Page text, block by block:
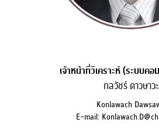
เจ้าหน้าที่วิเคราะห์ (ระบบค
กลวัชร์ ดาวษาวะ
Konlawach
E-mail: